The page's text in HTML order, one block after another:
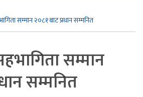
सम्मान २०८१बाट प्रधान सम्मनित
सम्मान
सम्मनित